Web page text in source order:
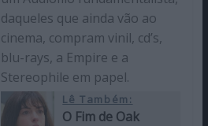
daqueles que ainda vão ao
cinema, compram vinil, cd’s,
blu-rays, a Empire e a
Stereophile em papel.
Lê Também:
O Fim de Oak